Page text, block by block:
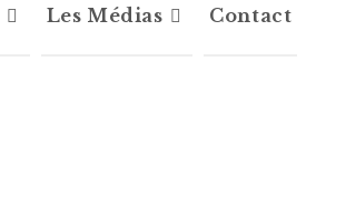
Les Médias Contact